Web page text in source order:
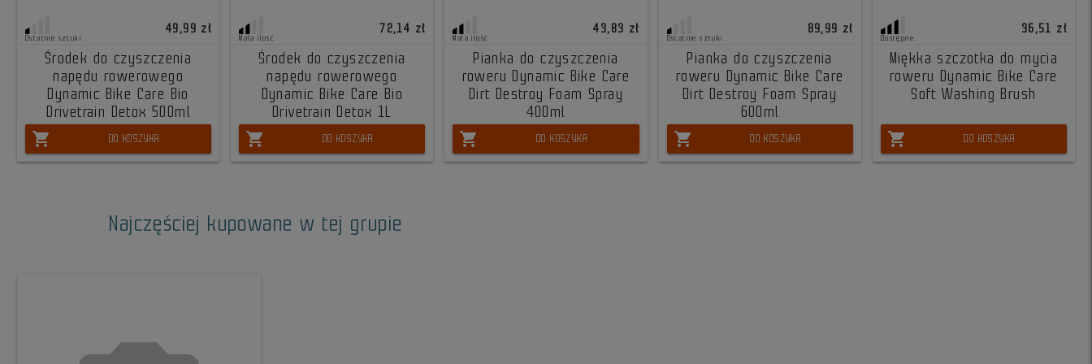
Ostatnie sztuki
49,99 zł
Środek do czyszczenia
napędu rowerowego
Dynamic Bike Care Bio
Drivetrain Detox 500ml
shopping_cart DO KOSZYKA
Mała ilość
72,14 zł
Środek do czyszczenia
napędu rowerowego
Dynamic Bike Care Bio
Drivetrain Detox 1L
shopping_cart DO KOSZYKA
Mała ilość
43,83 zł
Pianka do czyszczenia
roweru Dynamic Bike Care
Dirt Destroy Foam Spray
400ml
shopping_cart DO KOSZYKA
Ostatnie sztuki
89,99 zł
Pianka do czyszczenia
roweru Dynamic Bike Care
Dirt Destroy Foam Spray
600ml
shopping_cart DO KOSZYKA
Dostępne
36,51 zł
Miękka szczotka do mycia
roweru Dynamic Bike Care
Soft Washing Brush
shopping_cart DO KOSZYKA
Najczęściej kupowane w tej grupie